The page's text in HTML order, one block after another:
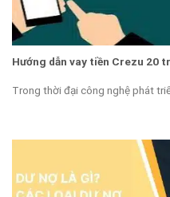
Hướng dẫn vay tiền Crezu 20
Trong thời đại công nghệ phát